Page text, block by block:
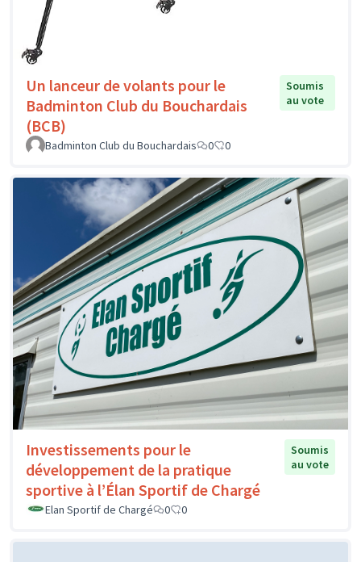
Un lanceur de volants pour le
Badminton Club du Bouchardais
(BCB)
Soumis
au vote
Badminton Club du Bouchardais 0 0
Investissements pour le
développement de la pratique
sportive à l’Élan Sportif de Chargé
Soumis
au vote
Elan Sportif de Chargé 0 0